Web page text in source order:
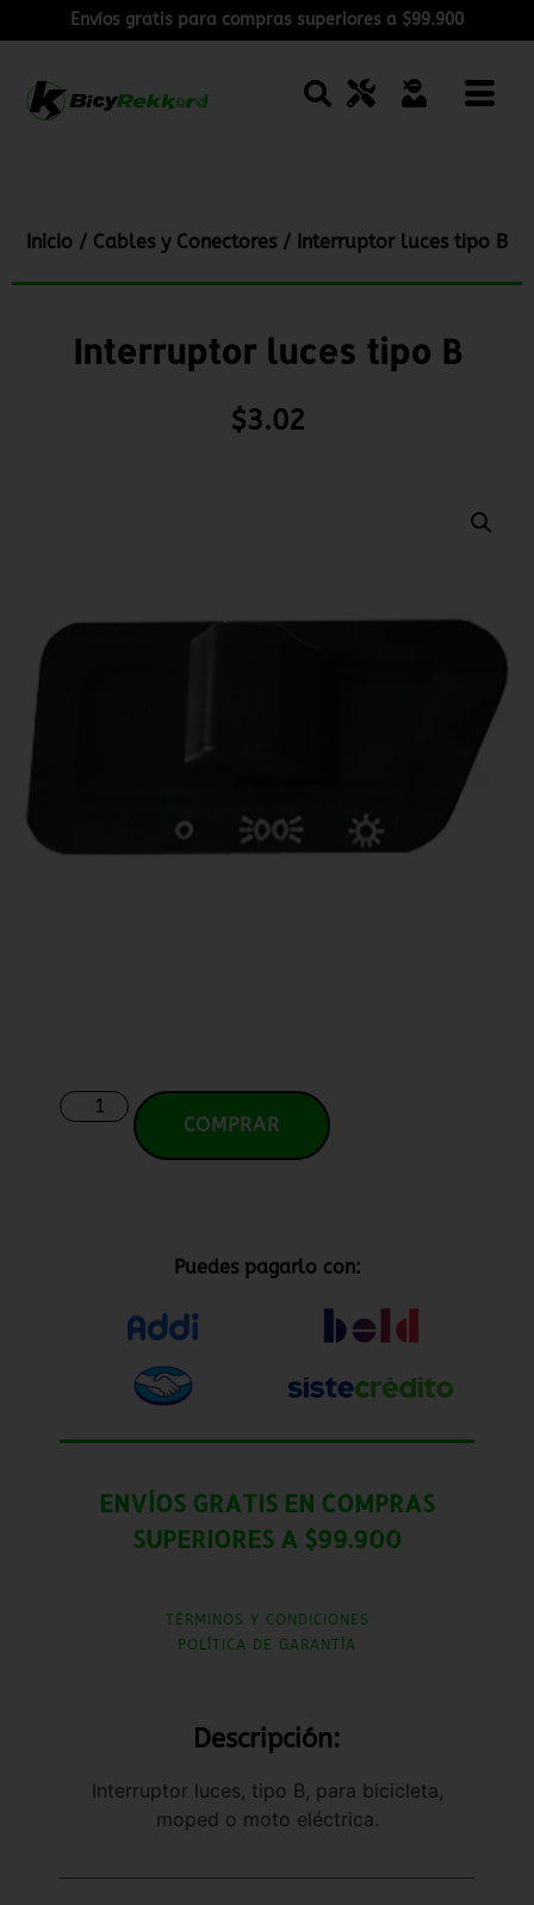
Envíos gratis para compras superiores a $99.900
Inicio / Cables y Conectores/ Interruptor luces tipo B
Interruptor luces tipo B
$3.02
COMPRAR
Puedes pagarlo con:
ENVÍOS GRATIS EN COMPRAS
SUPERIORES A $99.900
TÉRMINOS Y CONDICIONES
POLÍTICA DE GARANTÍA
Descripción:
Interruptor luces, tipo B, para bicicleta,
moped o moto eléctrica.